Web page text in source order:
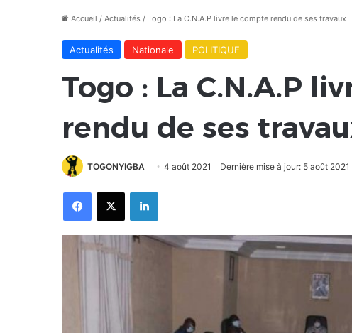
Accueil / Actualités / Togo : La C.N.A.P livre le compte rendu de ses travaux
Actualités Nationale POLITIQUE
Togo : La C.N.A.P
rendu de ses
TOGONYIGBA 4 août 2021 Dernière mise à jour: 5 août 2021
FacebookX Linkedin